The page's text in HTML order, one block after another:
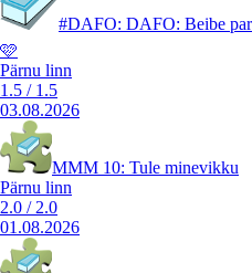
#DAFO: DAFO: Beibe
🩷
Pärnu linn
1.5 / 1.5
03.08.2026
MMM 10: Tule minevikku
Pärnu linn
2.0 / 2.0
01.08.2026